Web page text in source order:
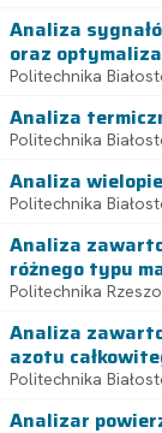
Analiza
oraz
Politechnika
Analiza
Politechnika
Analiza
Politechnika
Analiza
różnego typu
Politechnika
Analiza
azotu
Politechnika
Analizar